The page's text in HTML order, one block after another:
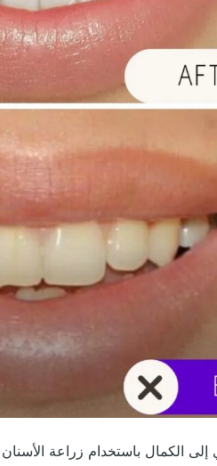
إلى الكمال باستخدام زراعة الأسنان